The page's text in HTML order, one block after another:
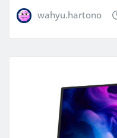
wahyu.hartono